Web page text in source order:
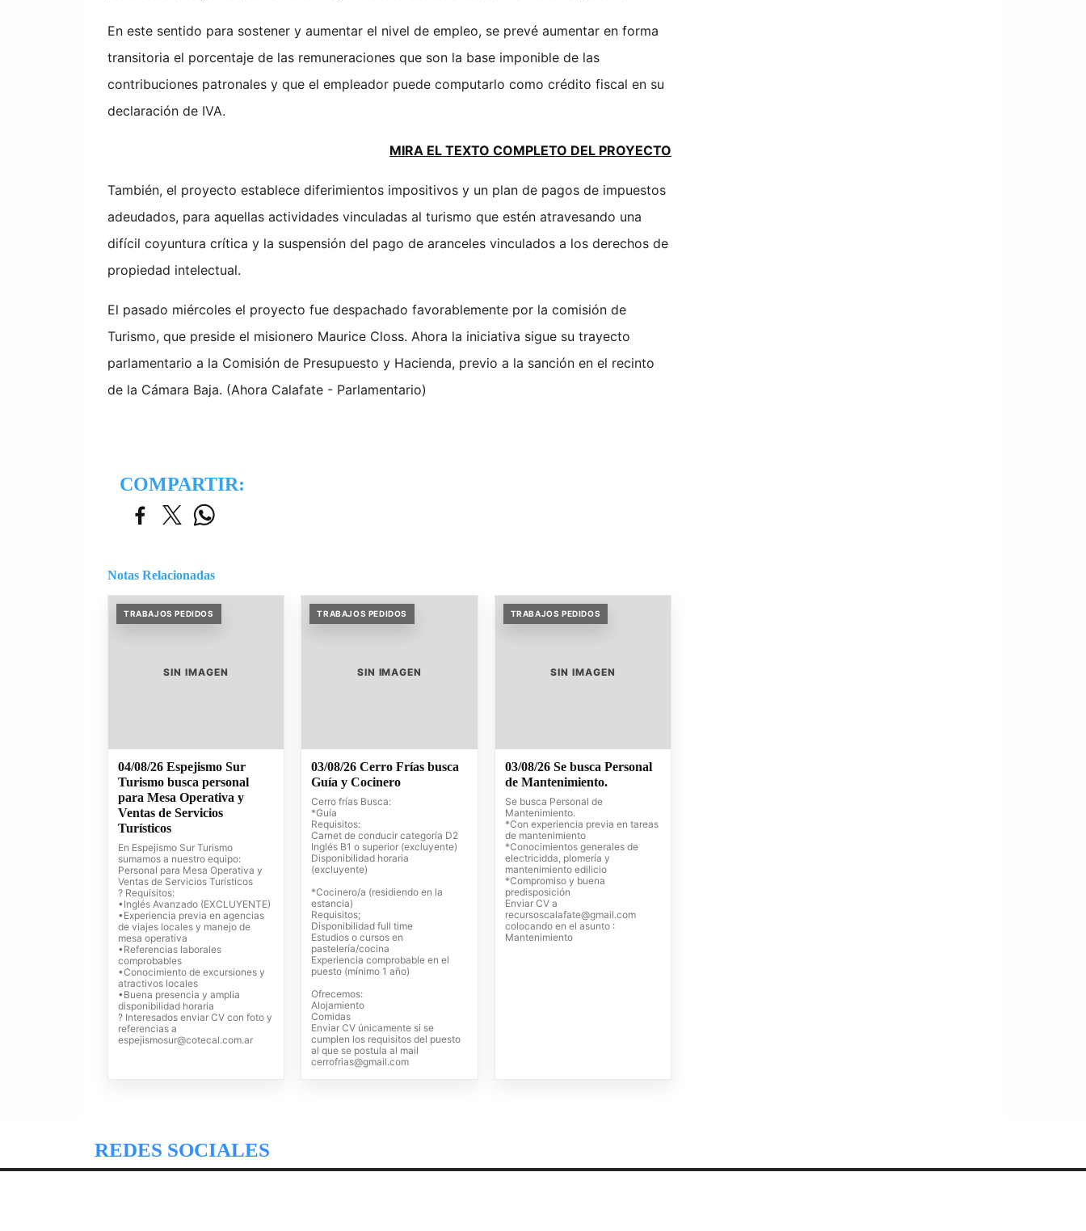
En este sentido para sostener y aumentar el nivel de empleo, se prevé aumentar en forma
transitoria el porcentaje de las remuneraciones que son la base imponible de las
contribuciones patronales y que el empleador puede computarlo como crédito fiscal en su
declaración de IVA.
MIRA EL TEXTO COMPLETO DEL PROYECTO
También, el proyecto establece diferimientos impositivos y un plan de pagos de impuestos
adeudados, para aquellas actividades vinculadas al turismo que estén atravesando una
difícil coyuntura crítica y la suspensión del pago de aranceles vinculados a los derechos de
propiedad intelectual.
El pasado miércoles el proyecto fue despachado favorablemente por la comisión de
Turismo, que preside el misionero Maurice Closs. Ahora la iniciativa sigue su trayecto
parlamentario a la Comisión de Presupuesto y Hacienda, previo a la sanción en el recinto
de la Cámara Baja. (Ahora Calafate - Parlamentario)
COMPARTIR:
Notas Relacionadas
TRABAJOS PEDIDOS
SIN IMAGEN
04/08/26 Espejismo Sur
Turismo busca personal
para Mesa Operativa y
Ventas de Servicios
Turísticos
En Espejismo Sur Turismo
sumamos a nuestro equipo:
Personal para Mesa Operativa y
Ventas de Servicios Turísticos
? Requisitos:
•Inglés Avanzado (EXCLUYENTE)
•Experiencia previa en agencias
de viajes locales y manejo de
mesa operativa
•Referencias laborales
comprobables
•Conocimiento de excursiones y
atractivos locales
•Buena presencia y amplia
disponibilidad horaria
? Interesados enviar CV con foto y
referencias a
espejismosur@cotecal.com.ar
TRABAJOS PEDIDOS
SIN IMAGEN
03/08/26 Cerro Frías busca
Guía y Cocinero
Cerro frías Busca:
*Guía
Requisitos:
Carnet de conducir categoría D2
Inglés B1 o superior (excluyente)
Disponibilidad horaria
(excluyente)
*Cocinero/a (residiendo en la
estancia)
Requisitos;
Disponibilidad full time
Estudios o cursos en
pastelería/cocina
Experiencia comprobable en el
puesto (mínimo 1 año)
Ofrecemos:
Alojamiento
Comidas
Enviar CV únicamente si se
cumplen los requisitos del puesto
al que se postula al mail
cerrofrias@gmail.com
TRABAJOS PEDIDOS
SIN IMAGEN
03/08/26 Se busca Personal
de Mantenimiento.
Se busca Personal de
Mantenimiento.
*Con experiencia previa en tareas
de mantenimiento
*Conocimientos generales de
electricidda, plomería y
mantenimiento edilicio
*Compromiso y buena
predisposición
Enviar CV a
recursoscalafate@gmail.com
colocando en el asunto :
Mantenimiento
REDES SOCIALES